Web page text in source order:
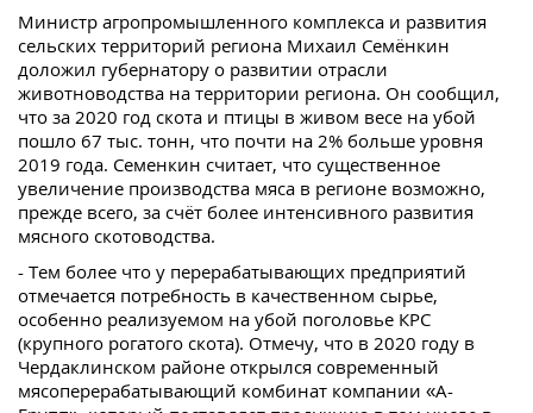
Министр агропромышленного комплекса и развития
сельских территорий региона Михаил Семёнкин
доложил губернатору о развитии отрасли
животноводства на территории региона. Он сообщил,
что за 2020 год скота и птицы в живом весе на убой
пошло 67 тыс. тонн, что почти на 2% больше уровня
2019 года. Семенкин считает, что существенное
увеличение производства мяса в регионе возможно,
прежде всего, за счёт более интенсивного развития
мясного скотоводства.
- Тем более что у перерабатывающих предприятий
отмечается потребность в качественном сырье,
особенно реализуемом на убой поголовье КРС
(крупного рогатого скота). Отмечу, что в 2020 году в
Чердаклинском районе открылся современный
мясоперерабатывающий комбинат компании «А-